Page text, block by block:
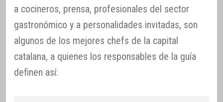
a cocineros, prensa, profesionales del sector
gastronómico y a personalidades invitadas, son
algunos de los mejores chefs de la capital
catalana, a quienes los responsables de la guía
definen así: